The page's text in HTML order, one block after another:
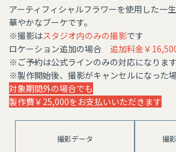
アーティフィシャルフラワーを使用した一
華やかなブーケです。
※撮影はスタジオ内のみの撮影です
ロケーション追加の場合 追加料金￥
​​​​​​​※ご予約は公式ラインのみの対応になります
※製作開始後、撮影がキャンセルになった
対象期間外の場合でも
製作費￥25,000をお支払いいただきます
撮影データ 撮